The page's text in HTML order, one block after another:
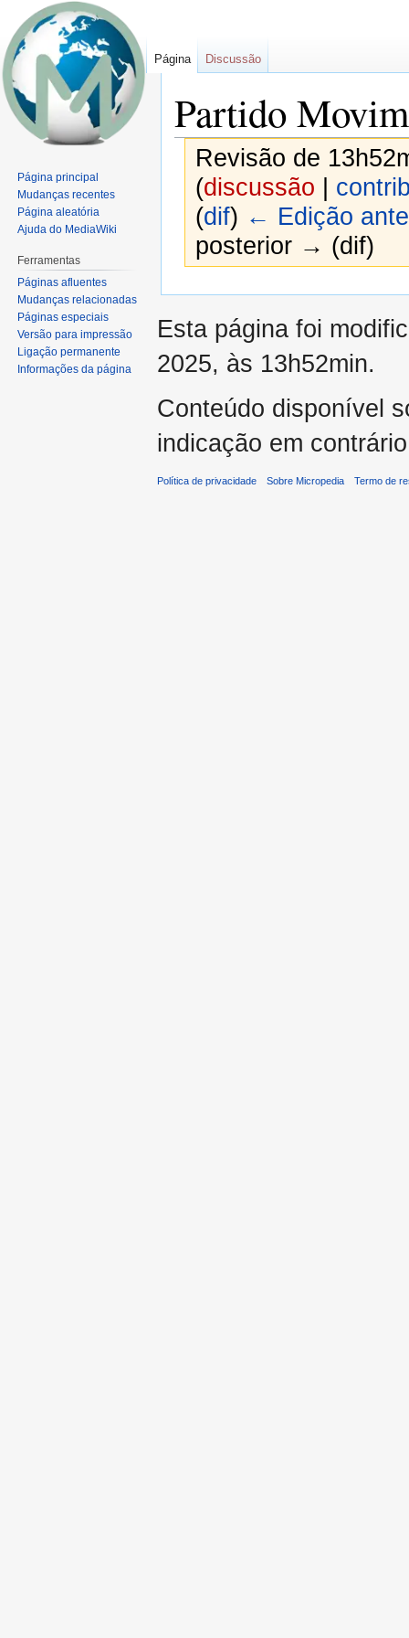
Partido
Revisão de
(discussão
(dif) ← Edição
posterior → (dif)
navegação
pesquisar
Página Discussão
Página principal
Mudanças recentes
Página aleatória
Ajuda do MediaWiki
Ferramentas
Páginas afluentes
Mudanças relacionadas
Páginas especiais
Versão para impressão
Ligação permanente
Informações da página
Esta página foi
2025, às 13h52min.
Conteúdo disponível
indicação em
Política de privacidade Sobre Micropedia Termo de